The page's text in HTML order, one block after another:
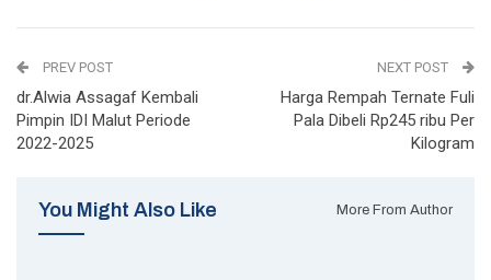
PREV POST
dr.Alwia Assagaf Kembali
Pimpin IDI Malut Periode
2022-2025
NEXT POST
Harga Rempah Ternate Fuli
Pala Dibeli Rp245 ribu Per
Kilogram
You Might Also Like More From Author